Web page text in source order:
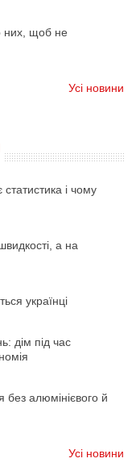
них, щоб не
Усі новини
і чому
а на
українці
дім під час
без алюмінієвого й
Усі новини